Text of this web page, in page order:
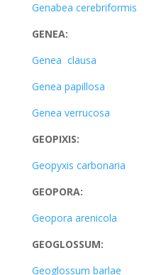
Genabea cerebriformis
GENEA:
Genea clausa
Genea papillosa
Genea verrucosa
GEOPIXIS:
Geopyxis carbonaria
GEOPORA:
Geopora arenicola
GEOGLOSSUM:
Geoglossum barlae